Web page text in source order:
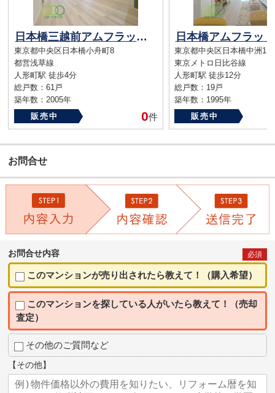
日本橋三越前アムフラット壱番館
東京都中央区日本橋小舟町8
都営浅草線
人形町駅 徒歩4分
総戸数：61戸
築年数：2005年
販売中
0件
日本橋アムフラット
東京都中央区日本橋中洲11
東京メトロ日比谷線
人形町駅 徒歩12分
総戸数：19戸
築年数：1995年
販売中
お問合せ
お問合せ内容 必須
このマンションが売り出されたら教えて！（購入希望）
このマンションを探している人がいたら教えて！（売却
査定）
その他のご質問など
【その他】